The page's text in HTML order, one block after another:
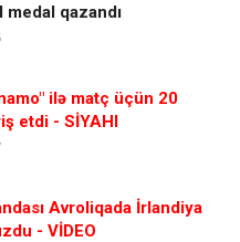
medal qazandı
ilə matç üçün 20
etdi - SİYAHI
Avroliqada İrlandiya
- VİDEO